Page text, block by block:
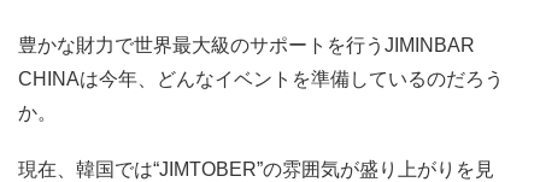
豊かな財力で世界最大級のサポートを行うJIMINBAR
CHINAは今年、どんなイベントを準備しているのだろう
か。
現在、韓国では“JIMTOBER”の雰囲気が盛り上がりを見